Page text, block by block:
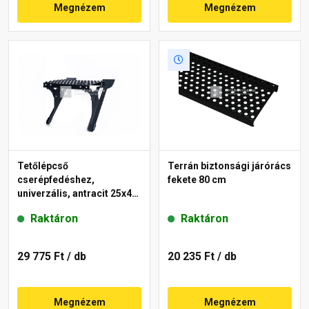
Megnézem Megnézem
Tetőlépcső
cserépfedéshez,
univerzális, antracit 25x40
Raktáron
29 775 Ft / db
Megnézem
Terrán biztonsági járórács
fekete 80 cm
Raktáron
20 235 Ft / db
Megnézem